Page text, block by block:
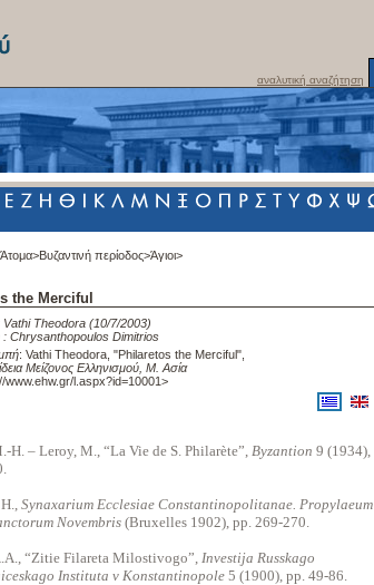
αναλυτική αναζήτηση
Άτομα>Βυζαντινή περίοδος>Άγιοι>
the Merciful
Vathi Theodora (10/7/2003)
: Chrysanthopoulos Dimitrios
: Vathi Theodora, "Philaretos the Merciful"
Μείζονος Ελληνισμού, Μ. Ασία
www.ehw.gr/l.aspx?id=10001>
H. – Leroy, M., “La Vie de S. Philarète”, Byzantion 9 (1934),
Synaxarium Ecclesiae Constantinopolitanae. Propylaeum
Novembris(Bruxelles 1902), pp. 269-270.
“Zitie Filareta Milostivogo”, Investija Russkago
Instituta v Konstantinopole 5 (1900), pp. 49-86.